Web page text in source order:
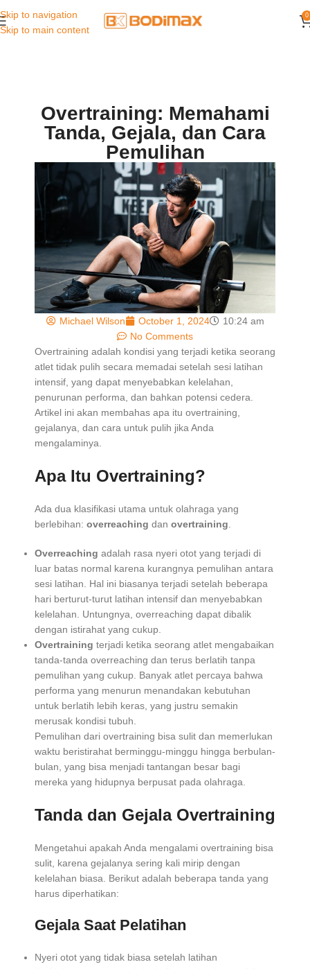
Skip to navigation
Skip to main content
0
Overtraining: Memahami
Tanda, Gejala, dan Cara
Pemulihan
Michael Wilson October 1, 2024
10:24 am
No Comments
Overtraining adalah kondisi yang terjadi ketika seorang
atlet tidak pulih secara memadai setelah sesi latihan
intensif, yang dapat menyebabkan kelelahan,
penurunan performa, dan bahkan potensi cedera.
Artikel ini akan membahas apa itu overtraining,
gejalanya, dan cara untuk pulih jika Anda
mengalaminya.
Apa Itu Overtraining?
Ada dua klasifikasi utama untuk olahraga yang
berlebihan: overreaching dan overtraining.
Overreaching adalah rasa nyeri otot yang terjadi di
luar batas normal karena kurangnya pemulihan antara
sesi latihan. Hal ini biasanya terjadi setelah beberapa
hari berturut-turut latihan intensif dan menyebabkan
kelelahan. Untungnya, overreaching dapat dibalik
dengan istirahat yang cukup.
Overtraining terjadi ketika seorang atlet mengabaikan
tanda-tanda overreaching dan terus berlatih tanpa
pemulihan yang cukup. Banyak atlet percaya bahwa
performa yang menurun menandakan kebutuhan
untuk berlatih lebih keras, yang justru semakin
merusak kondisi tubuh.
Pemulihan dari overtraining bisa sulit dan memerlukan
waktu beristirahat berminggu-minggu hingga berbulan-
bulan, yang bisa menjadi tantangan besar bagi
mereka yang hidupnya berpusat pada olahraga.
Tanda dan Gejala Overtraining
Mengetahui apakah Anda mengalami overtraining bisa
sulit, karena gejalanya sering kali mirip dengan
kelelahan biasa. Berikut adalah beberapa tanda yang
harus diperhatikan:
Gejala Saat Pelatihan
Nyeri otot yang tidak biasa setelah latihan